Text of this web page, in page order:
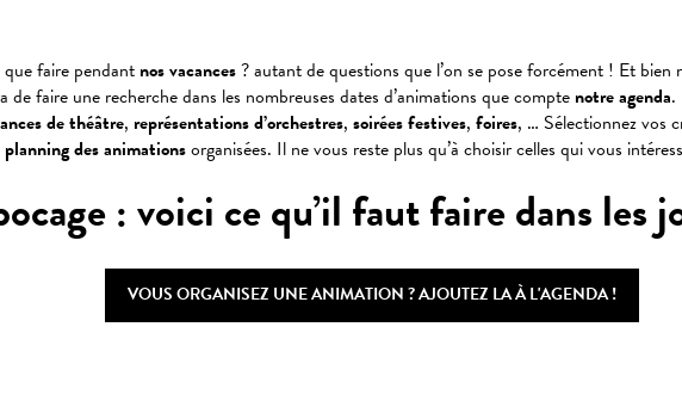
que faire pendant nos vacances? autant de questions que l’on se pose forcément ! Et
faire une recherche dans les nombreuses dates d’animations que compte notre agenda.
dethéâtre, représentationsd’orchestres, soiréesfestives, foires, … Sélectionnez vos
planning des animationsorganisées. Il ne vous reste plus qu’à choisir celles qui vous
: voici ce qu’il faut faire dans les
VOUS ORGANISEZ UNE ANIMATION ? AJOUTEZ LA À L'AGENDA !
aux favoris